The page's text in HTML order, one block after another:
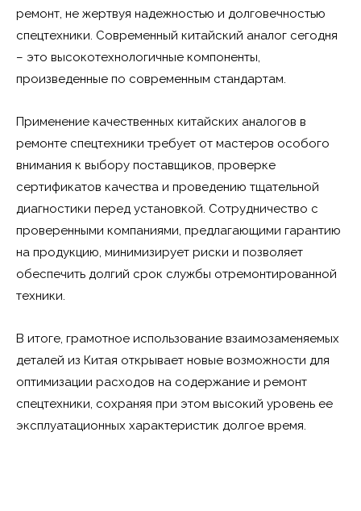
ремонт, не жертвуя надежностью и долговечностью
спецтехники. Современный китайский аналог сегодня
– это высокотехнологичные компоненты,
произведенные по современным стандартам.
Применение качественных китайских аналогов в
ремонте спецтехники требует от мастеров особого
внимания к выбору поставщиков, проверке
сертификатов качества и проведению тщательной
диагностики перед установкой. Сотрудничество с
проверенными компаниями, предлагающими гарантию
на продукцию, минимизирует риски и позволяет
обеспечить долгий срок службы отремонтированной
техники.
В итоге, грамотное использование взаимозаменяемых
деталей из Китая открывает новые возможности для
оптимизации расходов на содержание и ремонт
спецтехники, сохраняя при этом высокий уровень ее
эксплуатационных характеристик долгое время.